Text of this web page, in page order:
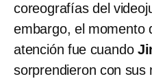
coreografías del
embargo, el momento
atención fue cuando
sorprendieron con sus